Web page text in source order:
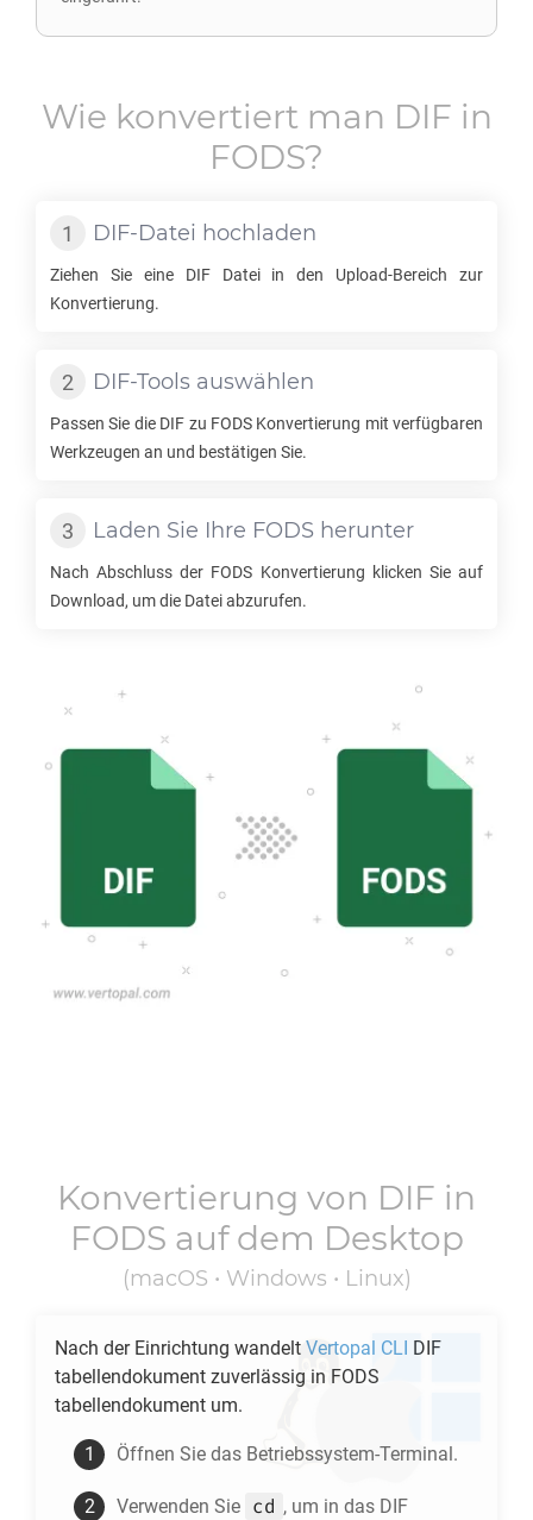
Wie konvertiert man DIF in
FODS?
DIF-Datei hochladen
Ziehen Sie eine DIFDatei in den Upload-Bereich zur
Konvertierung.
DIF-Tools auswählen
Passen Sie die DIF zu FODSKonvertierung mit verfügbaren
Werkzeugen an und bestätigen Sie.
Laden Sie Ihre FODS herunter
Nach Abschluss der FODS Konvertierung klicken Sie auf
Download, um die Datei abzurufen.
Konvertierung von DIF in
FODS auf dem Desktop
(macOS • Windows • Linux)
Nach der Einrichtung wandelt Vertopal CLI DIF
tabellendokument zuverlässig in FODS
tabellendokument um.
Öffnen Sie das Betriebssystem-Terminal.
Verwenden Sie cd , um in das DIF